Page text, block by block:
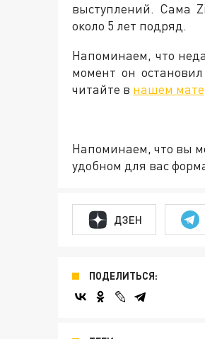
выступлений. Сама
около 5 лет подряд.
Напоминаем, что
момент он
читайте в нашем
Напоминаем, что вы
удобном для вас
ДЗЕН
ПОДЕЛИТЬСЯ: